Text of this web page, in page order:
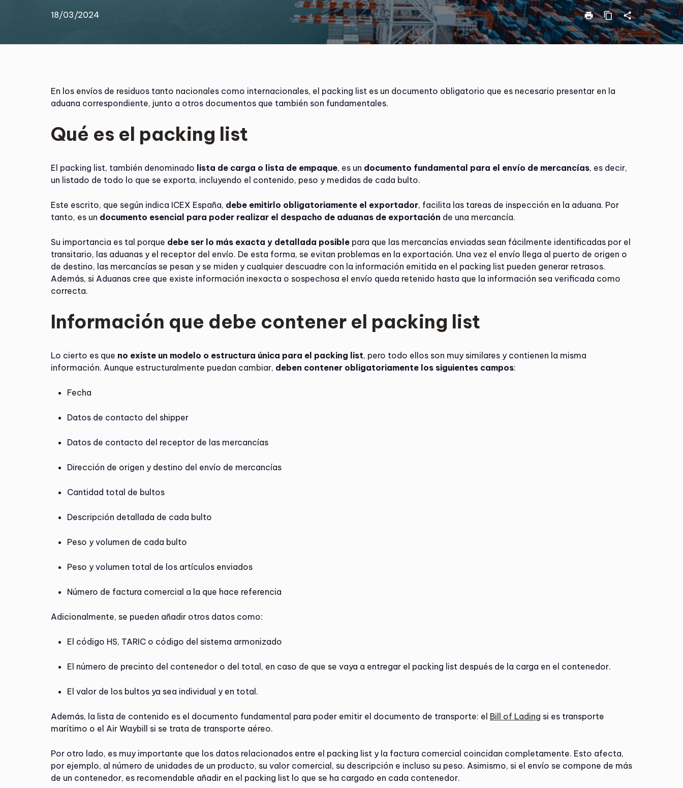
18/03/2024 print content_copy share
En los envíos de residuos tanto nacionales como internacionales, el packing list es un documento obligatorio que es necesario presentar en la
aduana correspondiente, junto a otros documentos que también son fundamentales.
Qué es el packing list
El packing list, también denominado lista de carga o lista de empaque, es un documento fundamental para el envío de mercancías, es decir,
un listado de todo lo que se exporta, incluyendo el contenido, peso y medidas de cada bulto.
Este escrito, que según indica ICEX España, debe emitirlo obligatoriamente el exportador, facilita las tareas de inspección en la aduana. Por
tanto, es un documento esencial para poder realizar el despacho de aduanas de exportación de una mercancía.
Su importancia es tal porque debe ser lo más exacta y detallada posible para que las mercancías enviadas sean fácilmente identificadas por el
transitario, las aduanas y el receptor del envío. De esta forma, se evitan problemas en la exportación. Una vez el envío llega al puerto de origen o
de destino, las mercancías se pesan y se miden y cualquier descuadre con la información emitida en el packing list pueden generar retrasos.
Además, si Aduanas cree que existe información inexacta o sospechosa el envío queda retenido hasta que la información sea verificada como
correcta.
Información que debe contener el packing list
Lo cierto es que no existe un modelo o estructura única para el packing list, pero todo ellos son muy similares y contienen la misma
información. Aunque estructuralmente puedan cambiar, deben contener obligatoriamente los siguientes campos:
Fecha
Datos de contacto del shipper
Datos de contacto del receptor de las mercancías
Dirección de origen y destino del envío de mercancías
Cantidad total de bultos
Descripción detallada de cada bulto
Peso y volumen de cada bulto
Peso y volumen total de los artículos enviados
Número de factura comercial a la que hace referencia
Adicionalmente, se pueden añadir otros datos como:
El código HS, TARIC o código del sistema armonizado
El número de precinto del contenedor o del total, en caso de que se vaya a entregar el packing list después de la carga en el contenedor.
El valor de los bultos ya sea individual y en total.
Además, la lista de contenido es el documento fundamental para poder emitir el documento de transporte: el Bill of Lading si es transporte
marítimo o el Air Waybill si se trata de transporte aéreo.
Por otro lado, es muy importante que los datos relacionados entre el packing list y la factura comercial coincidan completamente. Esto afecta,
por ejemplo, al número de unidades de un producto, su valor comercial, su descripción e incluso su peso. Asimismo, si el envío se compone de más
de un contenedor, es recomendable añadir en el packing list lo que se ha cargado en cada contenedor.